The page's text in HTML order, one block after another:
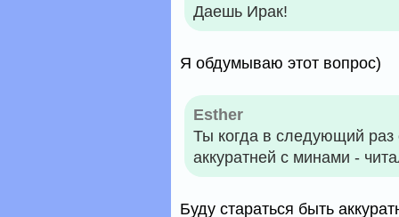
Даешь Ирак!
Я обдумываю этот вопрос)
Esther
Ты когда в следующий раз
аккуратней с минами -
Буду стараться быть